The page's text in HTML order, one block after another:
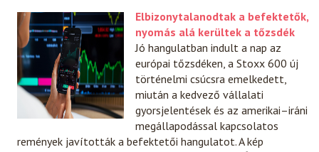
Elbizonytalanodtak a befektetők,
nyomás alá kerültek a tőzsdék
Jó hangulatban indult a nap az
európai tőzsdéken, a Stoxx 600 új
történelmi csúcsra emelkedett,
miután a kedvező vállalati
gyorsjelentések és az amerikai–iráni
megállapodással kapcsolatos
remények javították a befektetői hangulatot. A kép